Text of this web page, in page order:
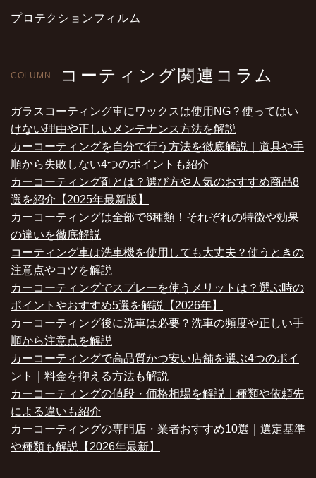
プロテクションフィルム
COLUMN コーティング関連コラム
ガラスコーティング車にワックスは使用NG？使ってはい
けない理由や正しいメンテナンス方法を解説
カーコーティングを自分で行う方法を徹底解説｜道具や手
順から失敗しない4つのポイントも紹介
カーコーティング剤とは？選び方や人気のおすすめ商品8
選を紹介【2025年最新版】
カーコーティングは全部で6種類！それぞれの特徴や効果
の違いを徹底解説
コーティング車は洗車機を使用しても大丈夫？使うときの
注意点やコツを解説
カーコーティングでスプレーを使うメリットは？選ぶ時の
ポイントやおすすめ5選を解説【2026年】
カーコーティング後に洗車は必要？洗車の頻度や正しい手
順から注意点を解説
カーコーティングで高品質かつ安い店舗を選ぶ4つのポイ
ント｜料金を抑える方法も解説
カーコーティングの値段・価格相場を解説｜種類や依頼先
による違いも紹介
カーコーティングの専門店・業者おすすめ10選｜選定基準
や種類も解説【2026年最新】